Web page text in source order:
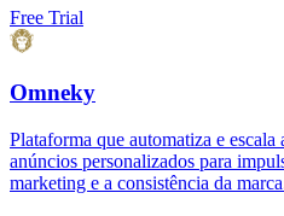
Free Trial
Omneky
Plataforma que automatiza e
anúncios personalizados para
marketing e a consistência da